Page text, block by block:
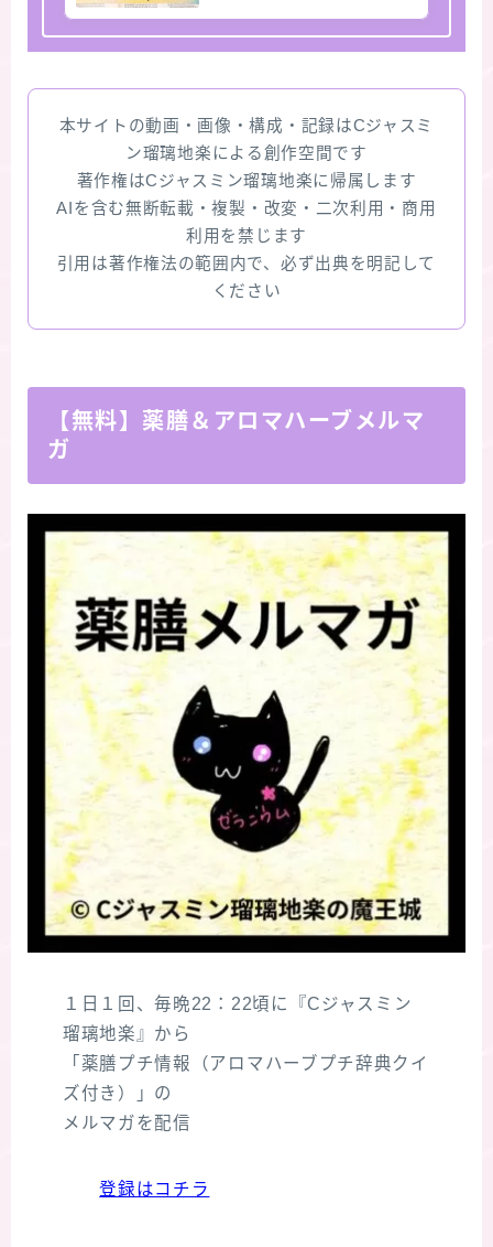
本サイトの動画・画像・構成・記録はCジャスミ
ン瑠璃地楽による創作空間です
著作権はCジャスミン瑠璃地楽に帰属します
AIを含む無断転載・複製・改変・二次利用・商用
利用を禁じます
引用は著作権法の範囲内で、必ず出典を明記して
ください
【無料】薬膳＆アロマハーブメルマ
ガ
１日１回、毎晩22：22頃に『Cジャスミン
瑠璃地楽』から
「薬膳プチ情報（アロマハーブプチ辞典クイ
ズ付き）」の
メルマガを配信
登録はコチラ